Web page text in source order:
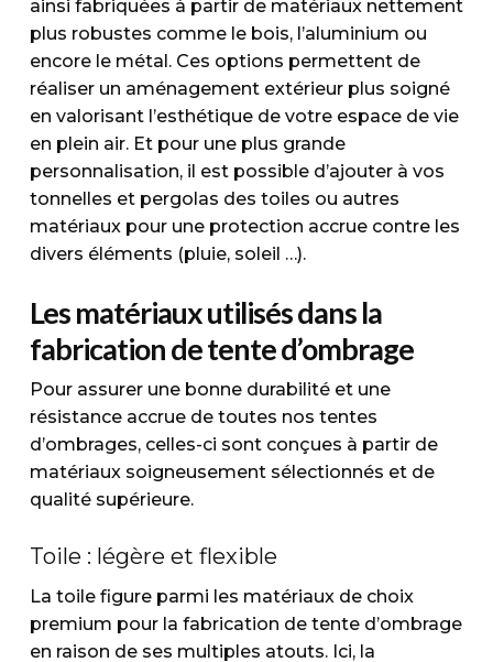
ainsi fabriquées à partir de matériaux nettement
plus robustes comme le bois, l’aluminium ou
encore le métal. Ces options permettent de
réaliser un aménagement extérieur plus soigné
en valorisant l’esthétique de votre espace de vie
en plein air. Et pour une plus grande
personnalisation, il est possible d’ajouter à vos
tonnelles et pergolas des toiles ou autres
matériaux pour une protection accrue contre les
divers éléments (pluie, soleil …).
Les matériaux utilisés dans la
fabrication de tente d’ombrage
Pour assurer une bonne durabilité et une
résistance accrue de toutes nos tentes
d’ombrages, celles-ci sont conçues à partir de
matériaux soigneusement sélectionnés et de
qualité supérieure.
Toile : légère et flexible
La toile figure parmi les matériaux de choix
premium pour la fabrication de tente d’ombrage
en raison de ses multiples atouts. Ici, la